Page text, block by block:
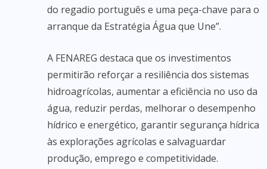
do regadio português e uma peça-chave para o
arranque da Estratégia Água que Une”.
A FENAREG destaca que os investimentos
permitirão reforçar a resiliência dos sistemas
hidroagrícolas, aumentar a eficiência no uso da
água, reduzir perdas, melhorar o desempenho
hídrico e energético, garantir segurança hídrica
às explorações agrícolas e salvaguardar
produção, emprego e competitividade.